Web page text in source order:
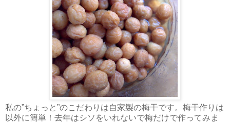
私の”ちょっと”のこだわりは自家製の梅干です。梅干作りは
以外に簡単！去年はシソをいれないで梅だけで作ってみま